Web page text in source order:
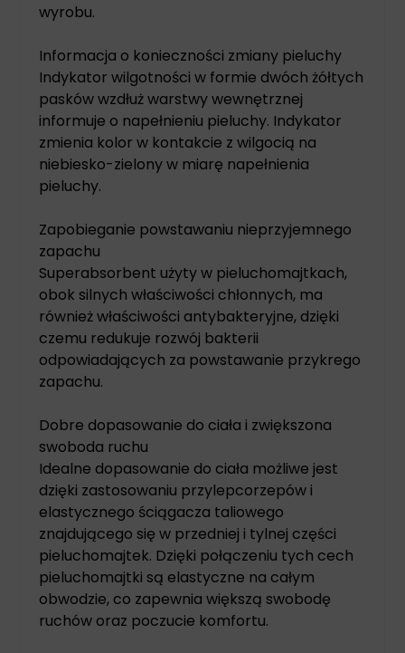
wyrobu.
Informacja o konieczności zmiany pieluchy
Indykator wilgotności w formie dwóch żółtych
pasków wzdłuż warstwy wewnętrznej
informuje o napełnieniu pieluchy. Indykator
zmienia kolor w kontakcie z wilgocią na
niebiesko-zielony w miarę napełnienia
pieluchy.
Zapobieganie powstawaniu nieprzyjemnego
zapachu
Superabsorbent użyty w pieluchomajtkach,
obok silnych właściwości chłonnych, ma
również właściwości antybakteryjne, dzięki
czemu redukuje rozwój bakterii
odpowiadających za powstawanie przykrego
zapachu.
Dobre dopasowanie do ciała i zwiększona
swoboda ruchu
Idealne dopasowanie do ciała możliwe jest
dzięki zastosowaniu przylepcorzepów i
elastycznego ściągacza taliowego
znajdującego się w przedniej i tylnej części
pieluchomajtek. Dzięki połączeniu tych cech
pieluchomajtki są elastyczne na całym
obwodzie, co zapewnia większą swobodę
ruchów oraz poczucie komfortu.